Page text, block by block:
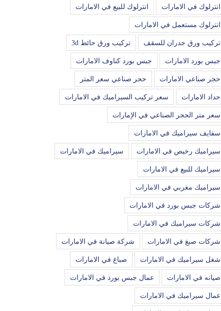
انترلوك في الامارات انترلوك للبيع في الامارات
انترلوك مستعمل في الامارات
تركيب ورق جدران للسقف تركيب ورق حائط 3d
جبس بورد الامارات جبس بورد كناوف الامارات
حجر صناعي الامارات حجر صناعي سعر المتر
حداد الامارات سعر تركيب السيراميك في الامارات
سعر متر الحجر الصناعي في الإمارات
سفايف سيراميك في الامارات
سيراميك رخيص في الامارات سيراميك في الامارات
سيراميك للبيع في الامارات
سيراميك مغربي في الامارات
شركات جبس بورد في الامارات
شركات سيراميك في الامارات
شركات صبغ في الامارات شركة صيانة في الامارات
شغل سيراميك في الامارات صباغ في الامارات
صيانه في الامارات عمال جبس بورد في الامارات
عمال سيراميك في الامارات